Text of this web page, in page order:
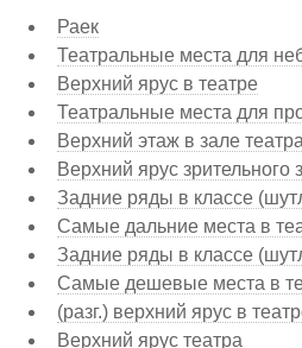
Раек
Театральные места для
Верхний ярус в театре
Театральные места для
Верхний этаж в зале театра
Верхний ярус зрительного
Задние ряды в классе
Самые дальние места в
Задние ряды в классе
Самые дешевые места в
(разг.) верхний ярус в
Верхний ярус театра